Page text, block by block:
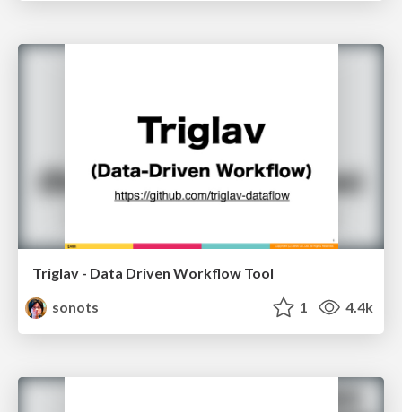
Triglav - Data Driven Workflow Tool
sonots
1 4.4k